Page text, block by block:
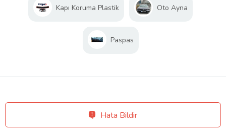
Kapı Koruma Plastik Oto Ayna
Paspas
Hata Bildir